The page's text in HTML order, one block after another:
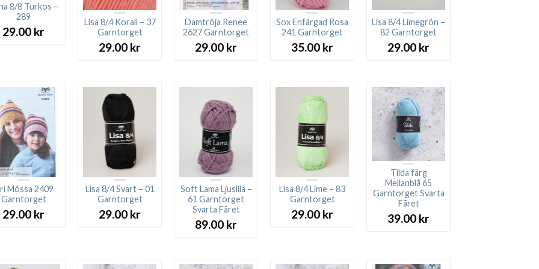
8/8 Turkos –
289
29.00 kr
Lisa 8/4 Korall – 37
Garntorget
29.00 kr
Damtröja Renee
2627 Garntorget
29.00 kr
Sox Enfärgad Rosa
241 Garntorget
35.00 kr
Lisa 8/4 Limegrön –
82 Garntorget
29.00 kr
Mössa 2409
Garntorget
29.00 kr
Lisa 8/4 Svart – 01
Garntorget
29.00 kr
Soft Lama Ljuslila –
61 Garntorget
Svarta Fåret
89.00 kr
Lisa 8/4 Lime – 83
Garntorget
29.00 kr
Tilda färg
Mellanblå 65
Garntorget Svarta
Fåret
39.00 kr